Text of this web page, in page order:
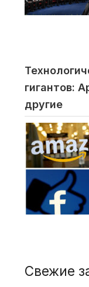
гигантов:
другие
Свежие